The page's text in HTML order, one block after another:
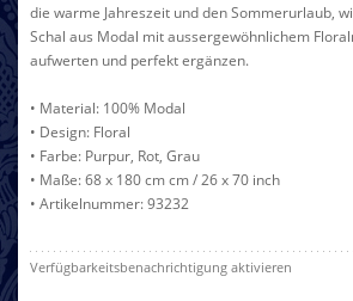
die warme Jahreszeit und den Sommerurlaub,
Schal aus Modal mit aussergewöhnlichem
aufwerten und perfekt ergänzen.
• Material: 100% Modal
• Design: Floral
• Farbe: Purpur, Rot, Grau
• Maße: 68 x 180 cm cm / 26 x 70 inch
• Artikelnummer: 93232
Verfügbarkeitsbenachrichtigung aktivieren